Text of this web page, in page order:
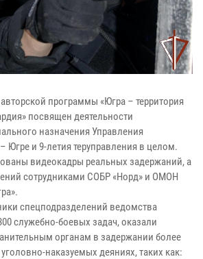
программы «Югра – территория
посвящен деятельности
назначения Управления
Югре и 9-летия теруправления в целом.
видеокадры реальных задержаний, а
сотрудниками СОБР «Норд» и ОМОН
спецподразделений ведомства
служебно-боевых задач, оказали
органам в задержании более
наказуемых деяниях, таких как: